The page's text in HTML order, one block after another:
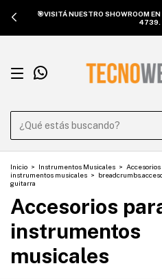
🎯VISITÁ NUESTRO SHOWROOM
4739.
Inicio > Instrumentos Musicales > Accesorios
instrumentos musicales >
guitarra
Accesorios
instrumentos
musicales